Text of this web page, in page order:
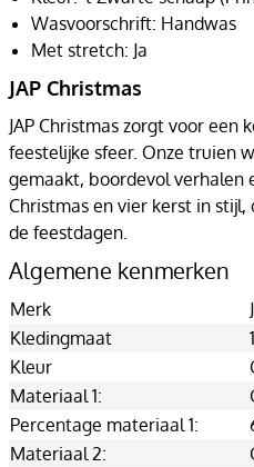
Wasvoorschrift: Handwas
Met stretch: Ja
JAP Christmas
JAP Christmas zorgt voor
feestelijke sfeer. Onze truien
gemaakt, boordevol verhalen
Christmas en vier kerst in
de feestdagen.
Algemene kenmerken
Merk
Kledingmaat
Kleur
Materiaal 1:
Percentage materiaal 1:
Materiaal 2: